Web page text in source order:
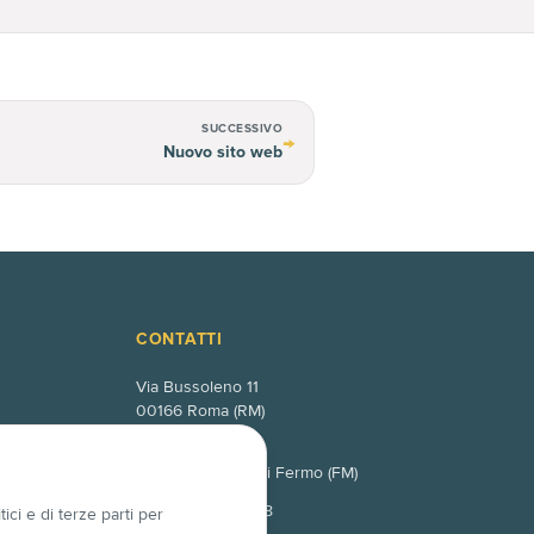
SUCCESSIVO
Nuovo sito web→
CONTATTI
Via Bussoleno 11
00166 Roma (RM)
63845 Ponzano di Fermo (FM)
+39 06 4525 7358
e di terze parti per